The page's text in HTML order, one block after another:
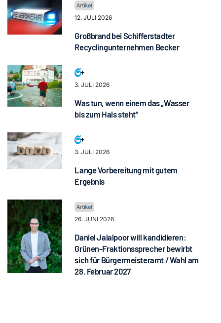
12. JULI 2026
Großbrand bei Schifferstadter
Recyclingunternehmen Becker
3. JULI 2026
Was tun, wenn einem das „Wasser
bis zum Hals steht“
3. JULI 2026
Lange Vorbereitung mit gutem
Ergebnis
26. JUNI 2026
Daniel Jalalpoor will kandidieren:
Grünen-Fraktionssprecher bewirbt
sich für Bürgermeisteramt / Wahl am
28. Februar 2027